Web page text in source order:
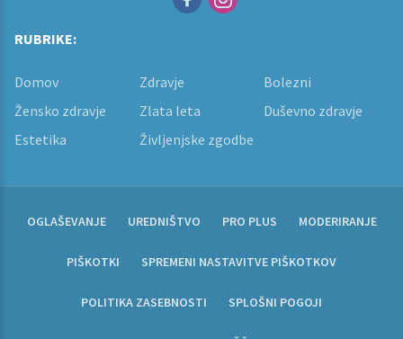
RUBRIKE:
Domov Zdravje
Bolezni
Žensko zdravje
Zlata leta
Duševno zdravje
Estetika
Življenjske zgodbe
OGLAŠEVANJE UREDNIŠTVO PRO PLUS MODERIRANJE
PIŠKOTKI SPREMENI NASTAVITVE PIŠKOTKOV
POLITIKA ZASEBNOSTI SPLOŠNI POGOJI